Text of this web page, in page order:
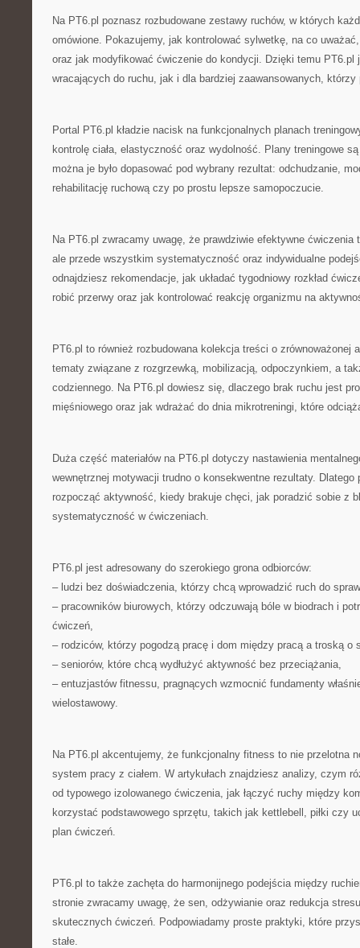
Na PT6.pl poznasz rozbudowane zestawy ruchów, w których
omówione. Pokazujemy, jak kontrolować sylwetkę, na co
oraz jak modyfikować ćwiczenie do kondycji. Dzięki temu PT6.pl
wracających do ruchu, jak i dla bardziej zaawansowanych, którzy
Portal PT6.pl kładzie nacisk na funkcjonalnych planach
kontrolę ciała, elastyczność oraz wydolność. Plany treningowe
można je było dopasować pod wybrany rezultat: odchudzanie,
rehabilitację ruchową czy po prostu lepsze samopoczucie.
Na PT6.pl zwracamy uwagę, że prawdziwie efektywne
ale przede wszystkim systematyczność oraz indywidualne
odnajdziesz rekomendacje, jak układać tygodniowy rozkład
robić przerwy oraz jak kontrolować reakcję organizmu na
PT6.pl to również rozbudowana kolekcja treści o zrównoważonej
tematy związane z rozgrzewką, mobilizacją, odpoczynkiem, a
codziennego. Na PT6.pl dowiesz się, dlaczego brak ruchu jest
mięśniowego oraz jak wdrażać do dnia mikrotreningi, które
Duża część materiałów na PT6.pl dotyczy nastawienia
wewnętrznej motywacji trudno o konsekwentne rezultaty.
rozpocząć aktywność, kiedy brakuje chęci, jak poradzić sobie z
systematyczność w ćwiczeniach.
PT6.pl jest adresowany do szerokiego grona odbiorców:
– ludzi bez doświadczenia, którzy chcą wprowadzić ruch do
– pracowników biurowych, którzy odczuwają bóle w biodrach i
ćwiczeń,
– rodziców, którzy pogodzą pracę i dom między pracą a troską o
– seniorów, które chcą wydłużyć aktywność bez przeciążania,
– entuzjastów fitnessu, pragnących wzmocnić fundamenty
wielostawowy.
Na PT6.pl akcentujemy, że funkcjonalny fitness to nie przelotna
system pracy z ciałem. W artykułach znajdziesz analizy, czym
od typowego izolowanego ćwiczenia, jak łączyć ruchy między
korzystać podstawowego sprzętu, takich jak kettlebell, piłki czy
plan ćwiczeń.
PT6.pl to także zachęta do harmonijnego podejścia między
stronie zwracamy uwagę, że sen, odżywianie oraz redukcja
skutecznych ćwiczeń. Podpowiadamy proste praktyki, które
stałe.